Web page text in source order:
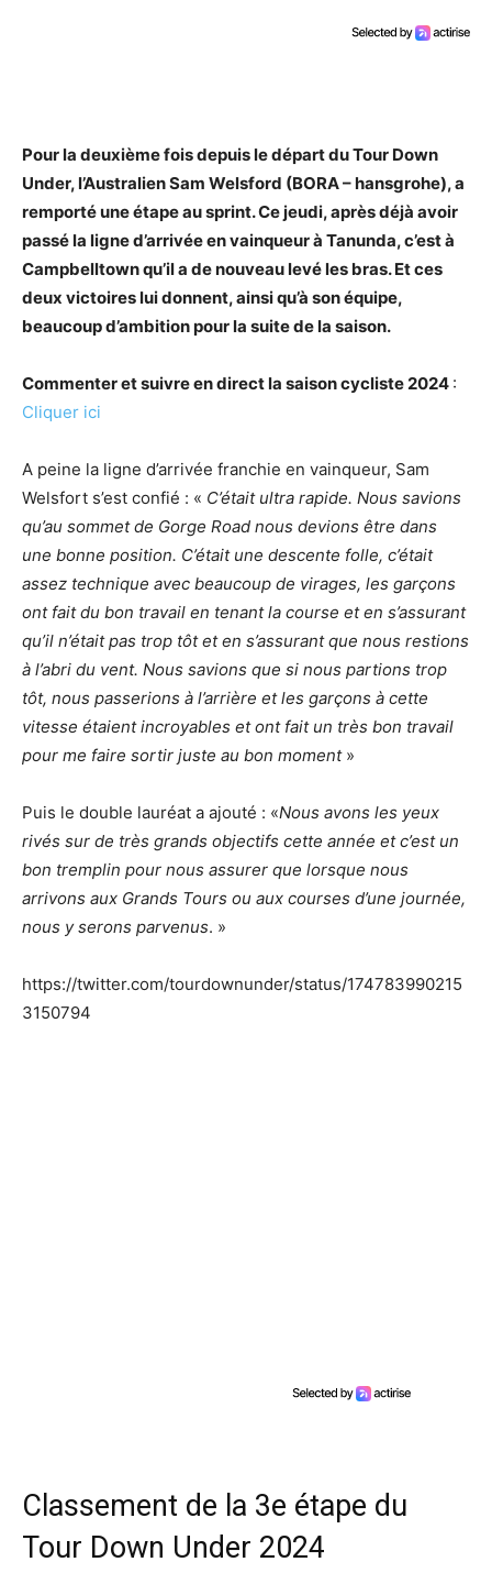
Pour la deuxième fois depuis le départ du Tour Down
Under, l’Australien Sam Welsford (BORA – hansgrohe), a
remporté une étape au sprint. Ce jeudi, après déjà avoir
passé la ligne d’arrivée en vainqueur à Tanunda, c’est à
Campbelltown qu’il a de nouveau levé les bras. Et ces
deux victoires lui donnent, ainsi qu’à son équipe,
beaucoup d’ambition pour la suite de la saison.
Commenter et suivre en direct la saison cycliste 2024 :
Cliquer ici
A peine la ligne d’arrivée franchie en vainqueur, Sam
Welsfort s’est confié : « C’était ultra rapide. Nous savions
qu’au sommet de Gorge Road nous devions être dans
une bonne position. C’était une descente folle, c’était
assez technique avec beaucoup de virages, les garçons
ont fait du bon travail en tenant la course et en s’assurant
qu’il n’était pas trop tôt et en s’assurant que nous restions
à l’abri du vent. Nous savions que si nous partions trop
tôt, nous passerions à l’arrière et les garçons à cette
vitesse étaient incroyables et ont fait un très bon travail
pour me faire sortir juste au bon moment»
Puis le double lauréat a ajouté : «Nous avons les yeux
rivés sur de très grands objectifs cette année et c’est un
bon tremplin pour nous assurer que lorsque nous
arrivons aux Grands Tours ou aux courses d’une journée,
nous y serons parvenus. »
https://twitter.com/tourdownunder/status/174783990215
3150794
Classement de la 3e étape du
Tour Down Under 2024